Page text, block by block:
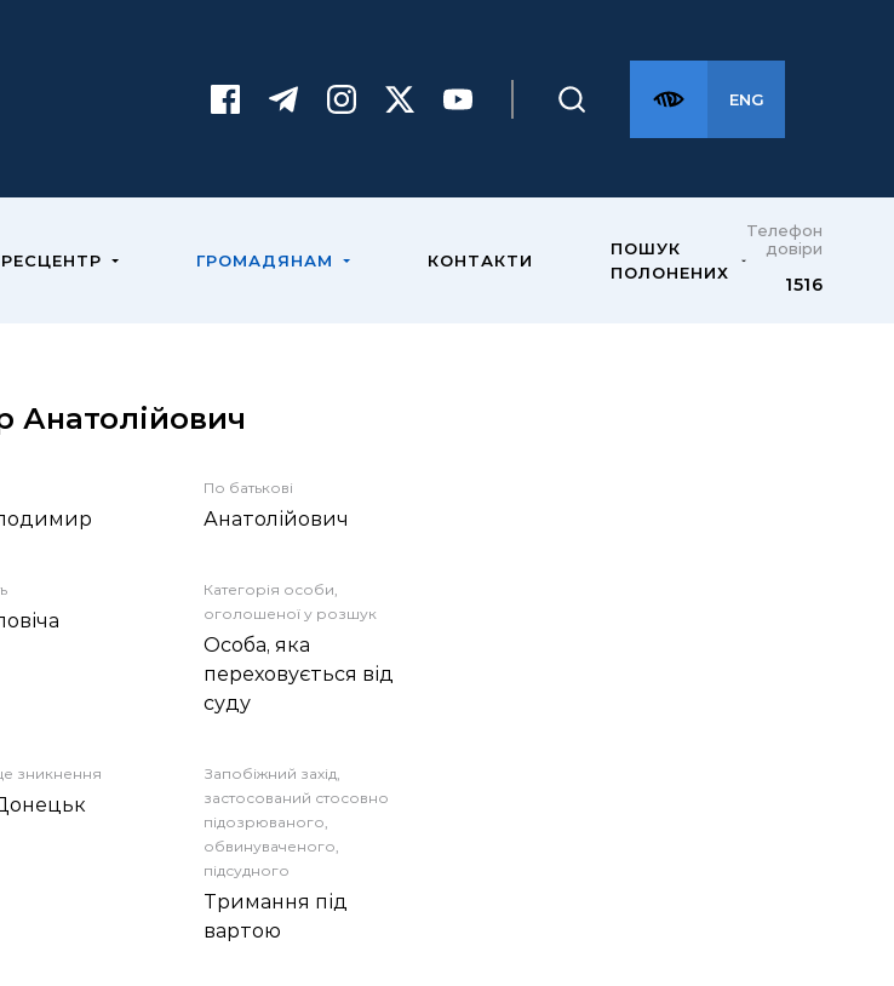
ENG
ГРОМАДЯНАМ КОНТАКТИ
ПОШУК
ПОЛОНЕНИХ
Телефон
довіри
1516
Анатолійович
По батькові
Анатолійович
Категорія особи,
оголошеної у розшук
Особа, яка
переховується від
суду
зникнення
Запобіжний захід,
застосований стосовно
підозрюваного,
обвинуваченого,
підсудного
Тримання під
вартою